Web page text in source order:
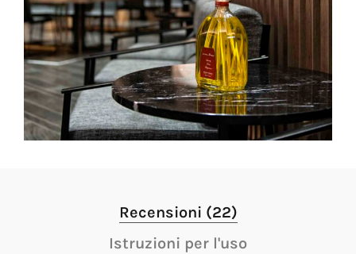
Recensioni (22)
Istruzioni per l'uso